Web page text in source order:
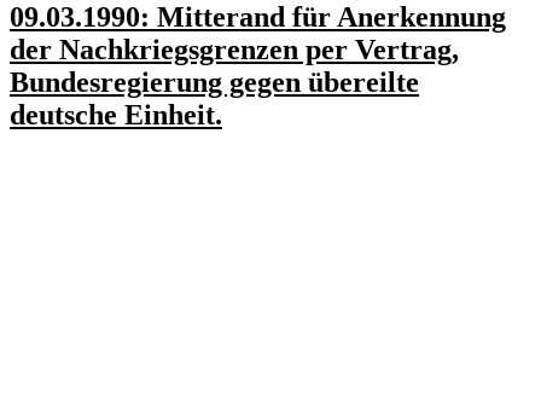
09.03.1990: Mitterand für Anerkennung
der Nachkriegsgrenzen per Vertrag,
Bundesregierung gegen übereilte
deutsche Einheit.